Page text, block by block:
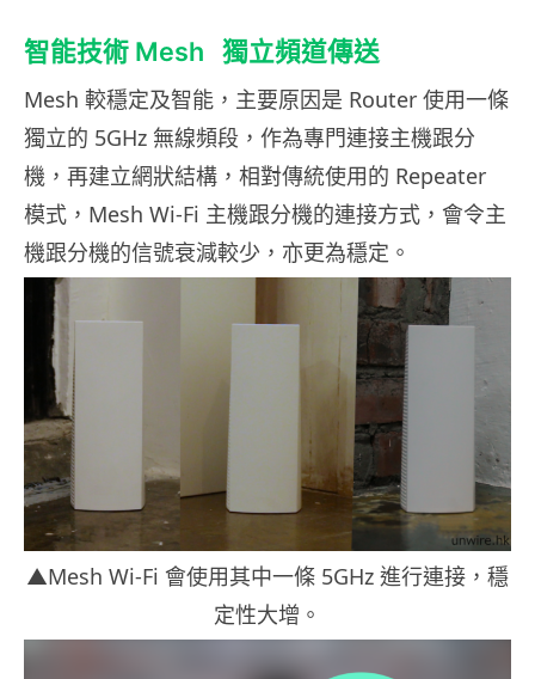
智能技術 Mesh 獨立頻道傳送
Mesh 較穩定及智能，主要原因是 Router 使用一條
獨立的 5GHz 無線頻段，作為專門連接主機跟分
機，再建立網狀結構，相對傳統使用的 Repeater
模式，Mesh Wi-Fi 主機跟分機的連接方式，會令主
機跟分機的信號衰減較少，亦更為穩定。
▲Mesh Wi-Fi 會使用其中一條 5GHz 進行連接，穩
定性大增。